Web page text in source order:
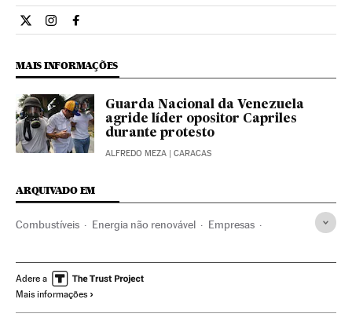
Internacional El País Brasil en Twitter
Internacional El País Brasil en Instagram
Internacional El País Brasil en Facebook
MAIS INFORMAÇÕES
Guarda Nacional da Venezuela
agride líder opositor Capriles
durante protesto
ALFREDO MEZA | CARACAS
ARQUIVADO EM
Combustíveis Energia não renovável Empresas
Citgo Pdvsa Estados Unidos
América do Norte
Adere a
Mais informações